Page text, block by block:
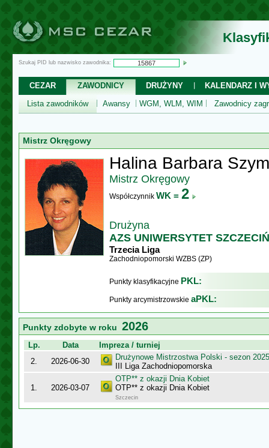
Szukaj PID lub nazwisko zawodnika:
CEZAR ZAWODNICY DRUŻYNY
KALENDARZ I
Lista zawodników
Awansy WGM, WLM, WIM Zawodnicy
Mistrz Okręgowy
Halina Barbara
Mistrz Okręgowy
Współczynnik WK = 2
Drużyna
AZS UNIWERSYTET
Trzecia Liga
Zachodniopomorski WZBS (ZP)
Punkty klasyfikacyjne PKL:
Punkty arcymistrzowskie aPKL:
Punkty zdobyte w roku 2026
Lp. Data
Impreza / turniej
2.
2026-06-30
Drużynowe Mistrzostwa Polski - sezon
III Liga Zachodniopomorska
1. 2026-03-07
OTP** z okazji Dnia Kobiet
OTP** z okazji Dnia Kobiet
Szczecin